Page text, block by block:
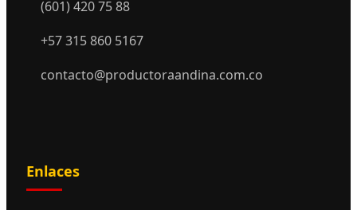
(601) 420 75 88
+57 315 860 5167
contacto@productoraandina.com.co
Enlaces